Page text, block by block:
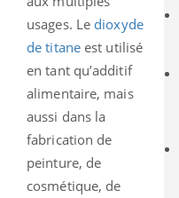
usages. Le dioxyde
de titaneest utilisé
en tant qu’additif
alimentaire, mais
aussi dans la
fabrication de
peinture, de
cosmétique, de